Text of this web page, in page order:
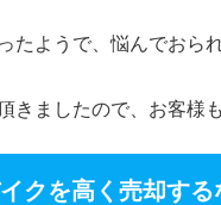
ようで、悩んでおら
ましたので、お客様
クを高く売却する